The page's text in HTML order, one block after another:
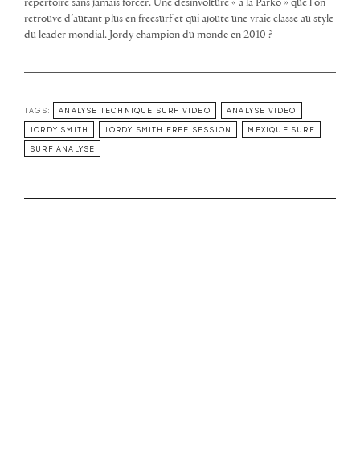
répertoire sans jamais forcer. Une désinvolture « à la Parko » que l’on
retrouve d’autant plus en freesurf et qui ajoute une vraie classe au style
du leader mondial. Jordy champion du monde en 2010 ?
TAGS: ANALYSE TECHNIQUE SURF VIDEO ANALYSE VIDEO
JORDY SMITH JORDY SMITH FREE SESSION MEXIQUE SURF
SURF ANALYSE